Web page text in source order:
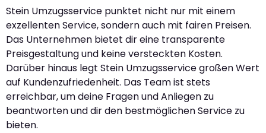
Stein Umzugsservice punktet nicht nur mit einem
exzellenten Service, sondern auch mit fairen Preisen.
Das Unternehmen bietet dir eine transparente
Preisgestaltung und keine versteckten Kosten.
Darüber hinaus legt Stein Umzugsservice großen Wert
auf Kundenzufriedenheit. Das Team ist stets
erreichbar, um deine Fragen und Anliegen zu
beantworten und dir den bestmöglichen Service zu
bieten.